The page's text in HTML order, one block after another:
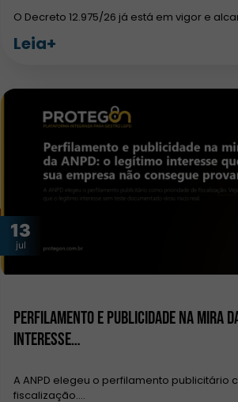
O Decreto 12.975/26 já está em vigor e
Leia+
13
jul
Perfilamento e publicidade na mira
interesse…
A ANPD elegeu o perfilamento publicitário
fiscalização.…